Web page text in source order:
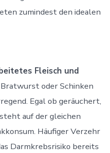
zumindest den idealen
Fleisch und
Bratwurst oder Schinken
Egal ob geräuchert,
auf der gleichen
Häufiger Verzehr
Darmkrebsrisiko bereits